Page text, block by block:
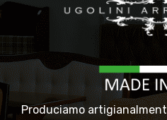
Produciamo